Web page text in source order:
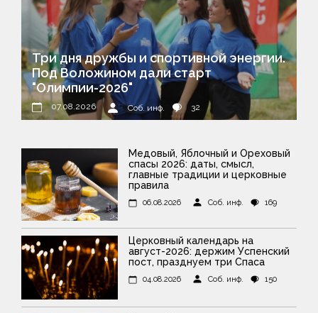
Три дня дружбы и спортивной энергии.
Под Воложином дали старт
"Олимпии-2026"
07.08.2026 Соб. инф. 32
Медовый, Яблочный и Ореховый
спасы 2026: даты, смысл,
главные традиции и церковные
правила
06.08.2026 Соб. инф. 169
Церковный календарь на
август-2026: держим Успенский
пост, празднуем три Спаса
04.08.2026 Соб. инф. 150